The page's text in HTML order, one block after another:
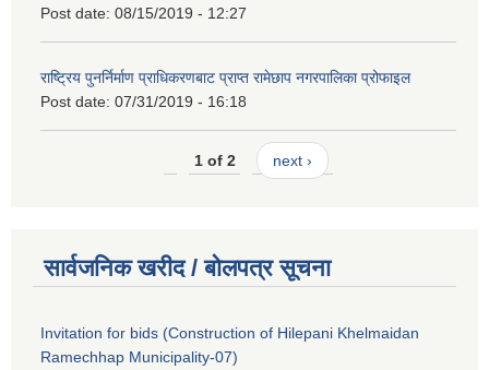
Post date: 08/15/2019 - 12:27
राष्ट्रिय पुनर्निर्माण प्राधिकरणबाट प्राप्त रामेछाप नगरपालिका प्रोफाइल
Post date: 07/31/2019 - 16:18
1 of 2 next ›
सार्वजनिक खरीद / बोलपत्र सूचना
Invitation for bids (Construction of Hilepani Khelmaidan
Ramechhap Municipality-07)